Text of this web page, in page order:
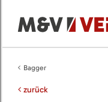
Bagger
zurück